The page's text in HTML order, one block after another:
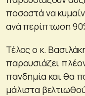
ποσοστά να
ανά περίπτωση
Τέλος ο κ.
παρουσιάζει
πανδημία και θα
μάλιστα